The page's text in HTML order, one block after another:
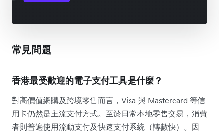
常見問題
香港最受歡迎的電子支付工具是什麼？
對高價值網購及跨境零售而言，Visa 與 Mastercard 等信
用卡仍然是主流支付方式。至於日常本地零售交易，消費
者則普遍使用流動支付及快速支付系統（轉數快）。因